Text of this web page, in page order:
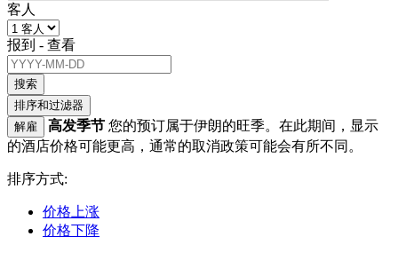
客人
报到 - 查看
搜索
排序和过滤器
解雇
高发季节 您的预订属于伊朗的旺季。在此期间，显示
的酒店价格可能更高，通常的取消政策可能会有所不同。
排序方式:
价格上涨
价格下降